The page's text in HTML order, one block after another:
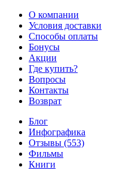
О компании
Условия доставки
Способы оплаты
Бонусы
Акции
Где купить?
Вопросы
Контакты
Возврат
Блог
Инфографика
Отзывы (553)
Фильмы
Книги